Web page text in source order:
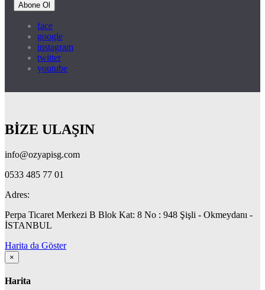
Abone Ol
face
google
instagram
twitter
youtube
BİZE ULAŞIN
info@ozyapisg.com
0533 485 77 01
Adres:
Perpa Ticaret Merkezi B Blok Kat: 8 No : 948 Şişli - Okmeydanı -
İSTANBUL
Harita da Göster
×
Harita